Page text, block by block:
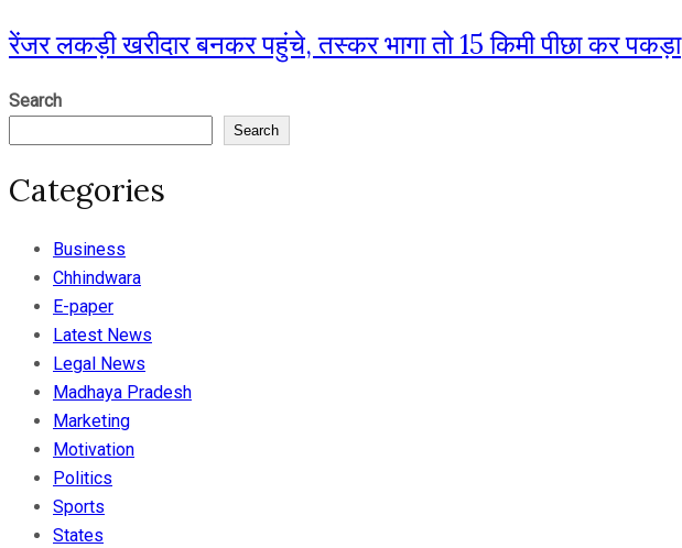
रेंजर लकड़ी खरीदार बनकर पहुंचे, तस्कर भागा तो 15 किमी पीछा कर पकड़ा
Search
Search
Categories
Business
Chhindwara
E-paper
Latest News
Legal News
Madhaya Pradesh
Marketing
Motivation
Politics
Sports
States